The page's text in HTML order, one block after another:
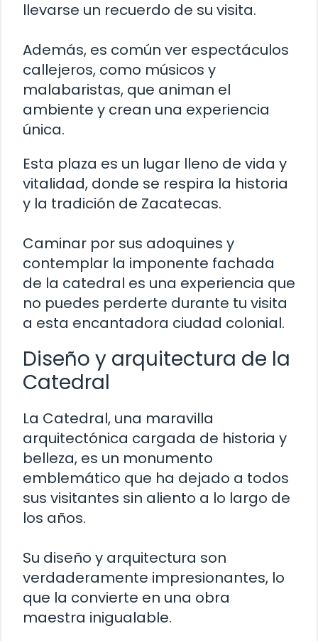
llevarse un recuerdo de su visita.
Además, es común ver espectáculos
callejeros, como músicos y
malabaristas, que animan el
ambiente y crean una experiencia
única.
Esta plaza es un lugar lleno de vida y
vitalidad, donde se respira la historia
y la tradición de Zacatecas.
Caminar por sus adoquines y
contemplar la imponente fachada
de la catedral es una experiencia que
no puedes perderte durante tu visita
a esta encantadora ciudad colonial.
Diseño y arquitectura de la
Catedral
La Catedral, una maravilla
arquitectónica cargada de historia y
belleza, es un monumento
emblemático que ha dejado a todos
sus visitantes sin aliento a lo largo de
los años.
Su diseño y arquitectura son
verdaderamente impresionantes, lo
que la convierte en una obra
maestra inigualable.